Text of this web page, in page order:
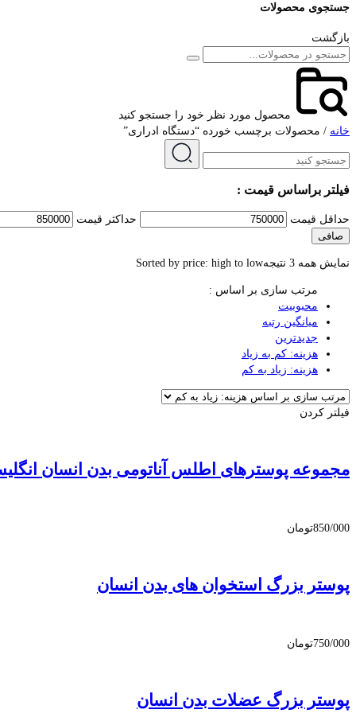
جستجوی محصولات
بازگشت
محصول مورد نظر خود را جستجو کنید
خانه / محصولات برچسب خورده “دستگاه ادراری”
فیلتر براساس قیمت :
حداقل قیمت
حداكثر قيمت
صافی
نمایش همه 3 نتیجه Sorted by price: high to low
مرتب سازی بر اساس :
محبوبیت
میانگین رتبه
جدیدترین
هزینه: کم به زیاد
هزینه: زیاد به کم
فیلتر کردن
مجموعه پوسترهای اطلس آناتومی بدن انسان
850/000تومان
پوستر بزرگ استخوان های بدن انسان
750/000تومان
پوستر بزرگ عضلات بدن انسان